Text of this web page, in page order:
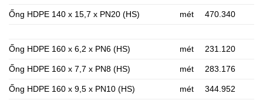
Ống HDPE 140 x 15,7 x PN20 (HS) mét 470.340
Ống HDPE 160 x 6,2 x PN6 (HS) mét 231.120
Ống HDPE 160 x 7,7 x PN8 (HS) mét 283.176
Ống HDPE 160 x 9,5 x PN10 (HS) mét 344.952